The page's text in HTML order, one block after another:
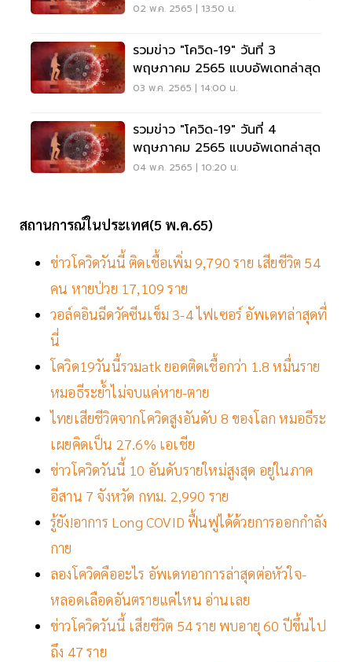
02 พ.ค. 2565 | 13:50 น.
รวมข่าว "โควิด-19" วันที่ 3
พฤษภาคม 2565 แบบอัพเดทล่าสุด
03 พ.ค. 2565 | 14:00 น.
รวมข่าว "โควิด-19" วันที่ 4
พฤษภาคม 2565 แบบอัพเดทล่าสุด
04 พ.ค. 2565 | 10:20 น.
สถานการณ์ในประเทศ(5 พ.ค.65)
ข่าวโควิดวันนี้ ติดเชื้อเพิ่ม 9,790 ราย เสียชีวิต 54
คน หายป่วย 17,109 ราย
วอล์คอินฉีดวัคซีนเข็ม 3-4 ไฟเซอร์ อัพเดทล่าสุดที่
นี่
โควิด19วันนี้รวมatk ยอดติดเชื้อกว่า 1.8 หมื่นราย
หมอธีระย้ำไม่จบแค่หาย-ตาย
ไทยเสียชีวิตจากโควิดสูงอันดับ 8 ของโลก หมอธีระ
เผยคิดเป็น 27.6% เอเชีย
ข่าวโควิดวันนี้ 10 อันดับรายใหม่สูงสุด อยู่ในภาค
อีสาน 7 จังหวัด กทม. 2,990 ราย
รู้ยัง!อาการ Long COVID ฟื้นฟูได้ด้วยการออกกำลัง
กาย
ลองโควิดคืออะไร อัพเดทอาการล่าสุดต่อหัวใจ-
หลอดเลือดอันตรายแค่ไหน อ่านเลย
ข่าวโควิดวันนี้ เสียชีวิต 54 ราย พบอายุ 60 ปีขึ้นไป
ถึง 47 ราย